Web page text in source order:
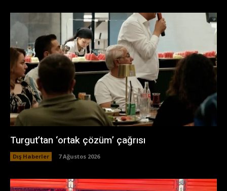
Turgut’tan ‘ortak çözüm’ çağrısı
Dış Haberler 7 Ağustos 2026